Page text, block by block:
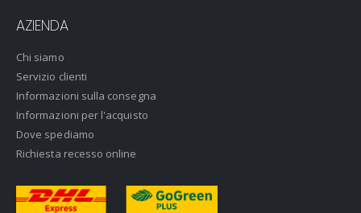
AZIENDA
Chi siamo
Servizio clienti
Informazioni sulla consegna
Informazioni per l'acquisto
Dove spediamo
Richiesta recesso online